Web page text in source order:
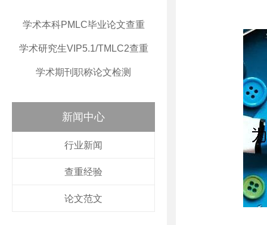
学术本科PMLC毕业论文查重
学术研究生VIP5.1/TMLC2查重
学术期刊职称论文检测
新闻中心
行业新闻
查重经验
论文范文